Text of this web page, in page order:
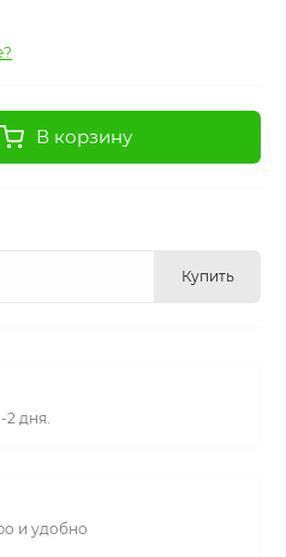
В корзину
Купить
2 дня.
и удобно